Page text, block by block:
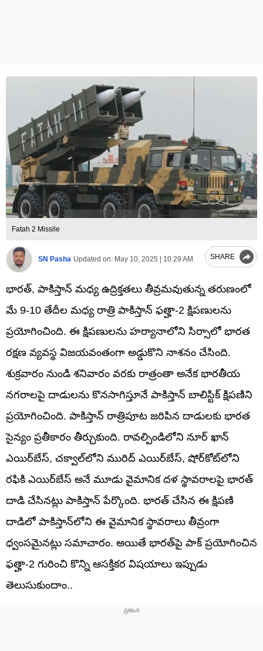
Fatah 2 Missile
SN Pasha Updated on: May 10, 2025 | 10:29 AM SHARE
భారత్‌, పాకిస్తాన్ మధ్య ఉద్రిక్తతలు తీవ్రమవుతున్న తరుణంలో
మే 9-10 తేదీల మధ్య రాత్రి పాకిస్తాన్ ఫత్హా-2 క్షిపణులను
ప్రయోగించింది. ఈ క్షిపణులను హర్యానాలోని సిర్సాలో భారత
రక్షణ వ్యవస్థ విజయవంతంగా అడ్డుకొని నాశనం చేసింది.
శుక్రవారం నుండి శనివారం వరకు రాత్రంతా అనేక భారతీయ
నగరాలపై దాడులను కొనసాగిస్తూనే పాకిస్తాన్ బాలిస్టిక్ క్షిపణిని
ప్రయోగించింది. పాకిస్తాన్ రాత్రిపూట జరిపిన దాడులకు భారత
సైన్యం ప్రతీకారం తీర్చుకుంది. రావల్పిండిలోని నూర్ ఖాన్
ఎయిర్‌బేస్, చక్వాల్‌లోని మురిద్ ఎయిర్‌బేస్, షోర్‌కోట్‌లోని
రఫికి ఎయిర్‌బేస్ అనే మూడు వైమానిక దళ స్థావరాలపై భారత్‌
దాడి చేసినట్లు పాకిస్తాన్ పేర్కొంది. భారత్‌ చేసిన ఈ క్షిపణి
దాడిలో పాకిస్తాన్‌లోని ఈ వైమానిక స్థావరాలు తీవ్రంగా
ధ్వంసమైనట్లు సమాచారం. అయితే భారత్‌పై పాక్‌ ప్రయోగించిన
ఫత్హా-2 గురించి కొన్ని ఆసక్తికర విషయాలు ఇప్పుడు
తెలుసుకుందాం..